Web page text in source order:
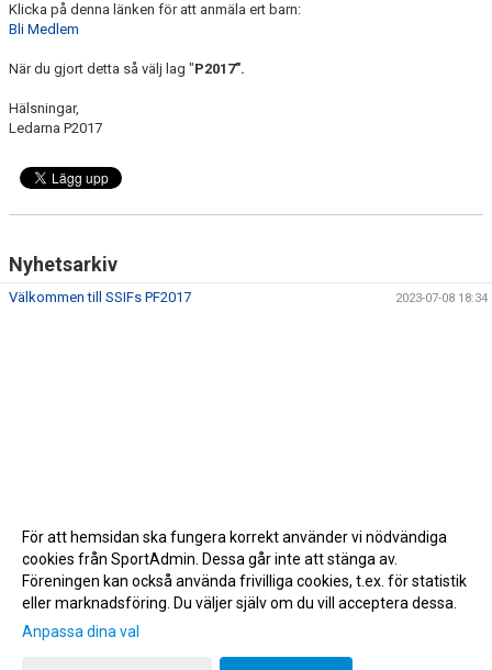
Klicka på denna länken för att anmäla ert barn:
Bli Medlem
När du gjort detta så välj lag "P2017".
Hälsningar,
Ledarna P2017
Nyhetsarkiv
Välkommen till SSIFs PF2017 2023-07-08 18:34
Gå till Webbversion
För att hemsidan ska fungera korrekt använder vi nödvändiga
cookies från SportAdmin. Dessa går inte att stänga av.
Föreningen kan också använda frivilliga cookies, t.ex. för statistik
eller marknadsföring. Du väljer själv om du vill acceptera dessa.
Anpassa dina val